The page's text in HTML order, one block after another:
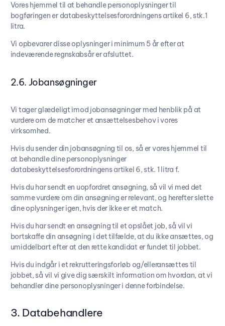
Vores hjemmel til at behandle personoplysninger til
bogføringen er databeskyttelsesforordningens artikel 6, stk.1
litra.
Vi opbevarer disse oplysninger i minimum 5 år efter at
indeværende regnskabsår er afsluttet.
2.6. Jobansøgninger
Vi tager glædeligt imod jobansøgninger med henblik på at
vurdere om de matcher et ansættelsesbehov i vores
virksomhed.
Hvis du sender din jobansøgning til os, så er vores hjemmel til
at behandle dine personoplysninger
databeskyttelsesforordningens artikel 6, stk. 1 litra f.
Hvis du har sendt en uopfordret ansøgning, så vil vi med det
samme vurdere om din ansøgning er relevant, og herefter slette
dine oplysninger igen, hvis der ikke er et match.
Hvis du har sendt en ansøgning til et opslået job, så vil vi
bortskaffe din ansøgning i det tilfælde, at du ikke ansættes, og
umiddelbart efter at den rette kandidat er fundet til jobbet.
Hvis du indgår i et rekrutteringsforløb og/elleransættes til
jobbet, så vil vi give dig særskilt information om hvordan, at vi
behandler dine personoplysninger i denne forbindelse.
3. Databehandlere